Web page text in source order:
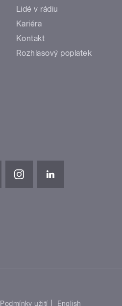
Lidé v rádiu
Kariéra
Kontakt
Rozhlasový poplatek
Podmínky užití English